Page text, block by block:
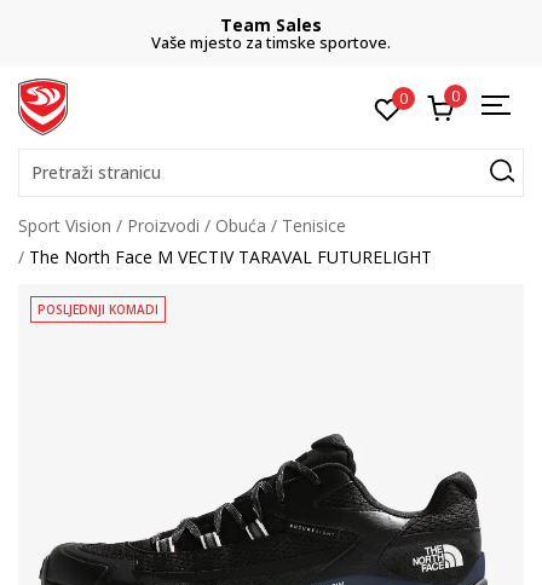
Team Sales
Vaše mjesto za timske sportove.
0 0
Pretraži stranicu
Sport Vision Proizvodi Obuća
Tenisice
The North Face M VECTIV TARAVAL FUTURELIGHT
POSLJEDNJI KOMADI